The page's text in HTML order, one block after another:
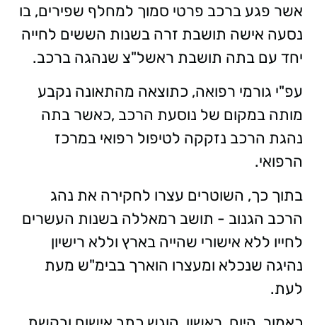
אשר פגע ברכב פרטי סמוך למחלף שפירים, בו
נסעה אישה תושבת זרה בשנות הששים לחייה
יחד עם בתה תושבת ראשל"צ שנהגה ברכב.
עפ"י גורמי רפואה, כתוצאה מהתאונה נקבע
מותה במקום של נוסעת הרכב ,כאשר בתה
נהגת הרכב נזקקה לטיפול רפואי במרכז
הרפואי.
בתוך כך, השוטרים עצרו לחקירה את נהג
הרכב הגנוב - תושב רמאללה בשנות העשרים
לחייו ללא אישורי שהייה בארץ וללא רישיון
נהיגה שנכלא ומעצרו הוארך בבימ"ש מעת
לעת.